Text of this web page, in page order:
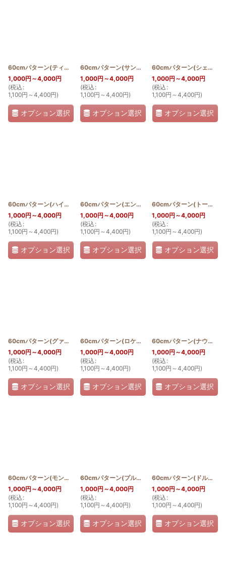
60cmパターン(ティアレ) [PATTERN_T60_TIA]
1,000円 ～4,000円
(税込 :
1,100円 ～4,400円)
オプション選択
60cmパターン(サンフラワー) [PATTERN_T60_SUN
1,000円 ～4,000円
(税込 :
1,100円 ～4,400円)
オプション選択
60cmパターン(シェルジンジャー)
1,000円 ～4,000円
(税込 :
1,100円 ～4,400円)
オプション選択
60cmパターン(ハイビスカス) [PATTERN_T60_HIB
]
1,000円 ～4,000円
(税込 :
1,100円 ～4,400円)
オプション選択
60cmパターン(エンゼルストランペット) [
1,000円 ～4,000円
(税込 :
1,100円 ～4,400円)
オプション選択
60cmパターン(トーチジンジャー)
1,000円 ～4,000円
(税込 :
1,100円 ～4,400円)
オプション選択
60cmパターン(グァバ) PATTERN_T60_GUA]
1,000円 ～4,000円
(税込 :
1,100円 ～4,400円)
オプション選択
60cmパターン(ロケラニ) [PATTERN_T60_LO]
1,000円 ～4,000円
(税込 :
1,100円 ～4,400円)
オプション選択
60cmパターン(ナウパカ)
1,000円 ～4,000円
(税込 :
1,100円 ～4,400円)
オプション選択
60cmパターン(モンステラ) [PATTERN_T60_MON
1,000円 ～4,000円
(税込 :
1,100円 ～4,400円)
オプション選択
60cmパターン(プルメリア) [PATTERN_T60_PLU
1,000円 ～4,000円
(税込 :
1,100円 ～4,400円)
オプション選択
60cmパターン(ドルフィン＆ホヌ)
1,000円 ～4,000円
(税込 :
1,100円 ～4,400円)
オプション選択